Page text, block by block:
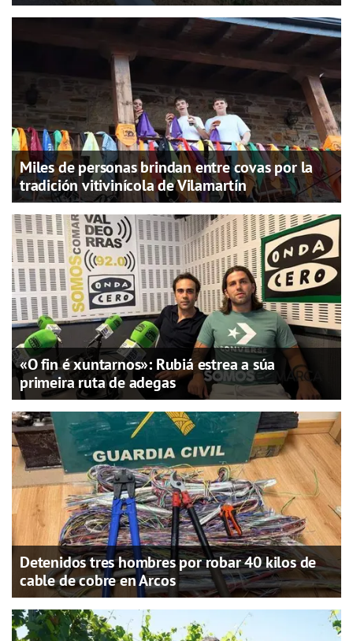
Miles de personas brindan entre covas por la
tradición vitivinícola de Vilamartín
«O fin é xuntarnos»: Rubiá estrea a súa
primeira ruta de adegas
Detenidos tres hombres por robar 40 kilos de
cable de cobre en Arcos